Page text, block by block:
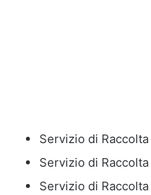
Servizio di
Servizio di
Servizio di